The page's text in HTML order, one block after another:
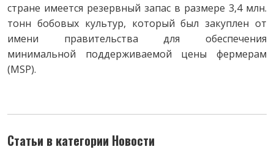
стране имеется резервный запас в размере 3,4 млн.
тонн бобовых культур, который был закуплен от
имени правительства для обеспечения
минимальной поддерживаемой цены фермерам
(MSP).
Статьи в категории Новости